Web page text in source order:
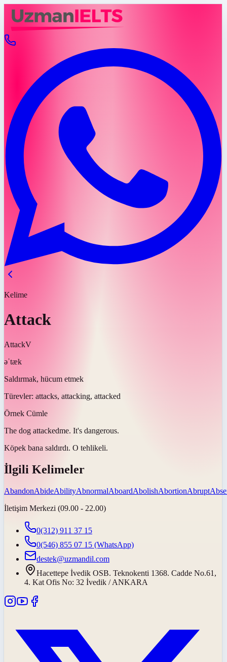
Kelime
Attack
AttackV
əˈtæk
Saldırmak, hücum etmek
Türevler: attacks, attacking, attacked
Örnek Cümle
The dog attackedme. It's dangerous.
Köpek bana saldırdı. O tehlikeli.
İlgili Kelimeler
AbandonAbideAbilityAbnormalAboardAbolishAbortionAbrupt
İletişim Merkezi (09.00 - 22.00)
0(312) 911 37 15
0(546) 855 07 15 (WhatsApp)
destek@uzmandil.com
Hacettepe İvedik OSB. Teknokenti 1368. Cadde No.61,
4. Kat Ofis No: 32 İvedik / ANKARA